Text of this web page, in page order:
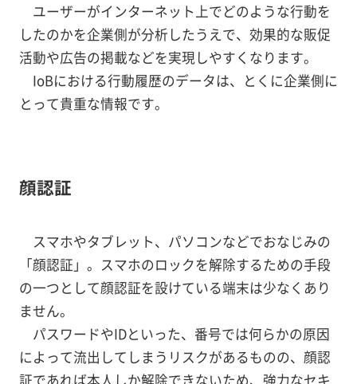
ユーザーがインターネット上でどのような行動を
したのかを企業側が分析したうえで、効果的な販促
活動や広告の掲載などを実現しやすくなります。
IoBにおける行動履歴のデータは、とくに企業側に
とって貴重な情報です。
顔認証
スマホやタブレット、パソコンなどでおなじみの
「顔認証」。スマホのロックを解除するための手段
の一つとして顔認証を設けている端末は少なくあり
ません。
パスワードやIDといった、番号では何らかの原因
によって流出してしまうリスクがあるものの、顔認
証であれば本人しか解除できないため、強力なセキ